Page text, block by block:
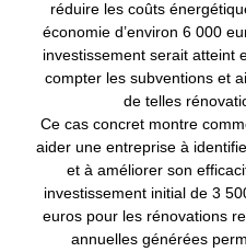
réduire les coûts
économie d’environ 6 000
investissement serait atteint
compter les subventions et
de telles
Ce cas concret montre
aider une entreprise à
et à améliorer son
investissement initial de 3
euros pour les rénovations
annuelles générées